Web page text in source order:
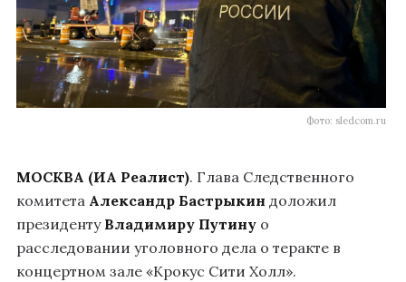
Фото: sledcom.ru
МОСКВА (ИА Реалист). Глава Следственного
комитета Александр Бастрыкин доложил
президенту Владимиру Путину о
расследовании уголовного дела о теракте в
концертном зале «Крокус Сити Холл».